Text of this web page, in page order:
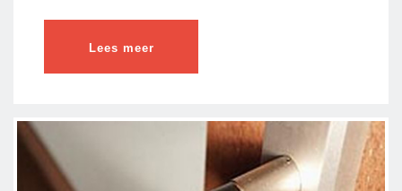
Lees meer